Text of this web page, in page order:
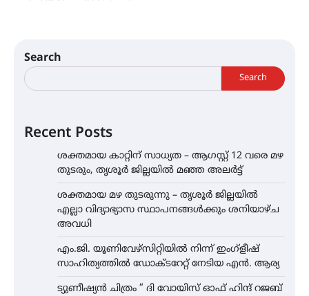
Search
Search
Recent Posts
ശക്തമായ കാറ്റിന് സാധ്യത – ആഗസ്റ്റ് 12 വരെ മഴ
തുടരും, തൃശൂർ ജില്ലയിൽ മഞ്ഞ അലർട്ട്
ശക്തമായ മഴ തുടരുന്നു – തൃശൂർ ജില്ലയിൽ
എല്ലാ വിദ്യാഭ്യാസ സ്ഥാപനങ്ങൾക്കും ശനിയാഴ്ച
അവധി
എം.ജി. യൂണിവേഴ്‌സിറ്റിയിൽ നിന്ന് ഇംഗ്ളീഷ്
സാഹിത്യത്തിൽ ഡോക്ടറേറ്റ് നേടിയ എൻ. ആര്യ
ട്യുണീഷ്യൻ ചിത്രം ” ദി വോയിസ് ഓഫ് ഹിന്ദ് റജബ്